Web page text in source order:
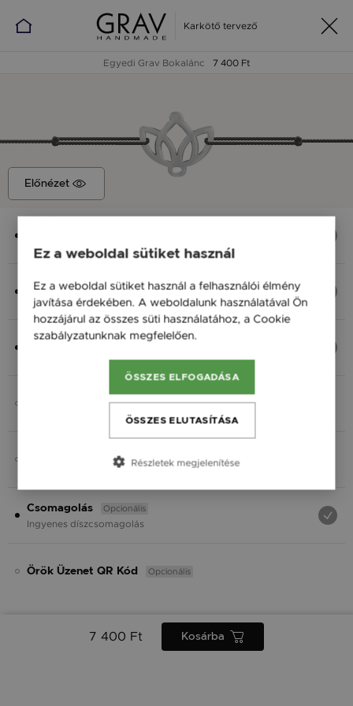
Karkötő tervező
Egyedi Grav Bokalánc 7 400 Ft
Előnézet
Ezüst 925, S - 20 cm
7 400 Ft
Fonal
Opcionális
Opcionális
Csomagolás Opcionális
Ingyenes díszcsomagolás
Örök Üzenet QR Kód Opcionális
7 400 Ft Kosárba
Ez a weboldal sütiket használ
Ez a weboldal sütiket használ a felhasználói élmény
javítása érdekében. A weboldalunk használatával Ön
hozzájárul az összes süti használatához, a Cookie
szabályzatunknak megfelelően.
ÖSSZES ELFOGADÁSA
ÖSSZES ELUTASÍTÁSA
Részletek megjelenítése